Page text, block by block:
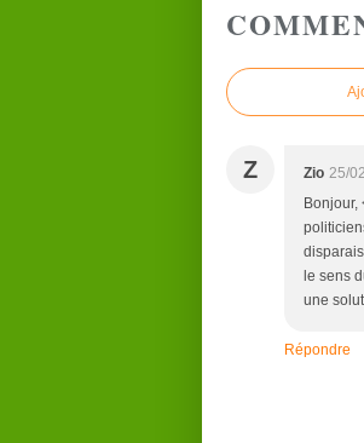
Z Zio 25/
Bonjour,
le sens
une
Répondre